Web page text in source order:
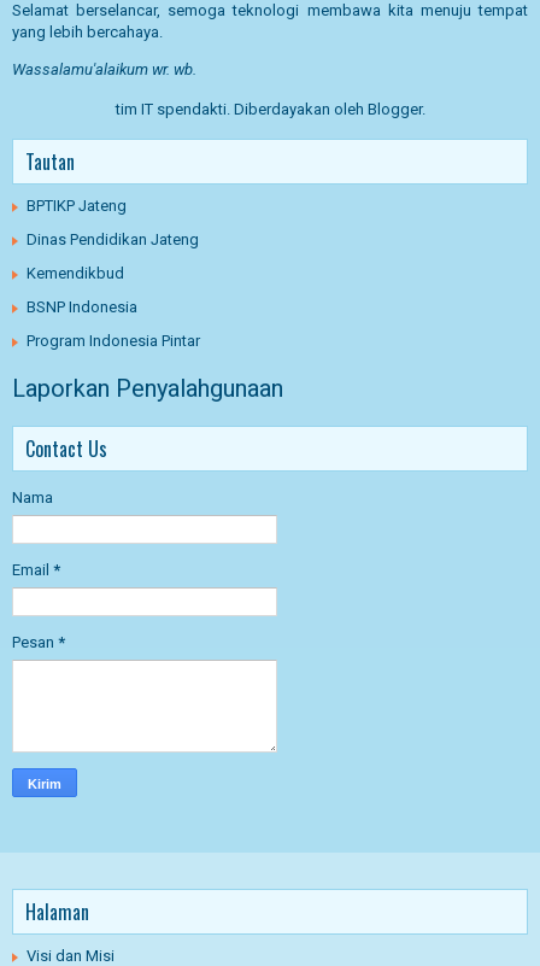
Selamat berselancar, semoga teknologi membawa kita menuju tempat
yang lebih bercahaya.
Wassalamu'alaikum wr. wb.
tim IT spendakti. Diberdayakan oleh Blogger.
Tautan
BPTIKP Jateng
Dinas Pendidikan Jateng
Kemendikbud
BSNP Indonesia
Program Indonesia Pintar
Laporkan Penyalahgunaan
Contact Us
Nama
Email *
Pesan *
Halaman
Visi dan Misi